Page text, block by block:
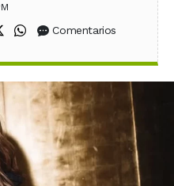
en Facebook
Compartir en X (Twitter)
Compartir en WhatsApp
Comentarios